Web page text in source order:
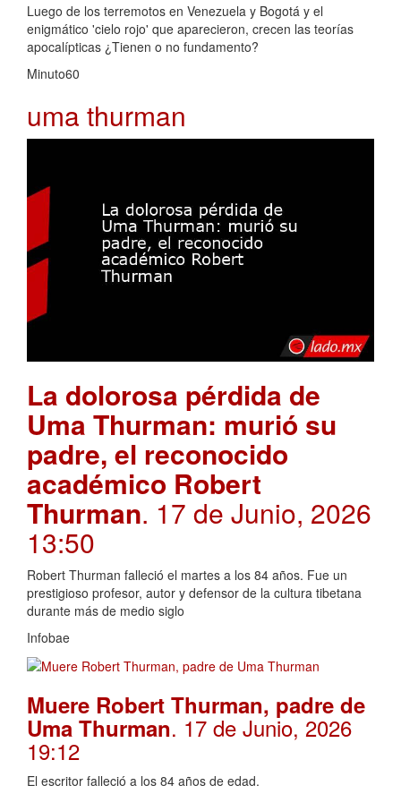
Luego de los terremotos en Venezuela y Bogotá y el
enigmático 'cielo rojo' que aparecieron, crecen las teorías
apocalípticas ¿Tienen o no fundamento?
Minuto60
uma thurman
La dolorosa pérdida de
Uma Thurman: murió su
padre, el reconocido
académico Robert
Thurman. 17 de Junio, 2026
13:50
Robert Thurman falleció el martes a los 84 años. Fue un
prestigioso profesor, autor y defensor de la cultura tibetana
durante más de medio siglo
Infobae
Muere Robert Thurman, padre de
Uma Thurman. 17 de Junio, 2026
19:12
El escritor falleció a los 84 años de edad.